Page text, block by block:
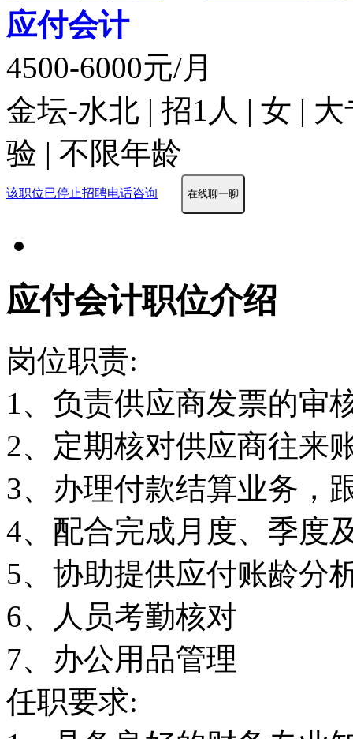
应付会计
4500-6000元/月
金坛-水北 | 招1人 | 女 |
验 | 不限年龄
该职位已停止招聘电话咨询 在线聊一聊
应付会计职位介绍
岗位职责:
1、负责供应商发票的审
2、定期核对供应商往来
3、办理付款结算业务，
4、配合完成月度、季度
5、协助提供应付账龄分
6、人员考勤核对
7、办公用品管理
任职要求: